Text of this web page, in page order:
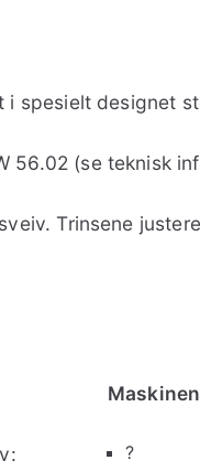
i spesielt designet
56.02 (se teknisk
Trinsene
?